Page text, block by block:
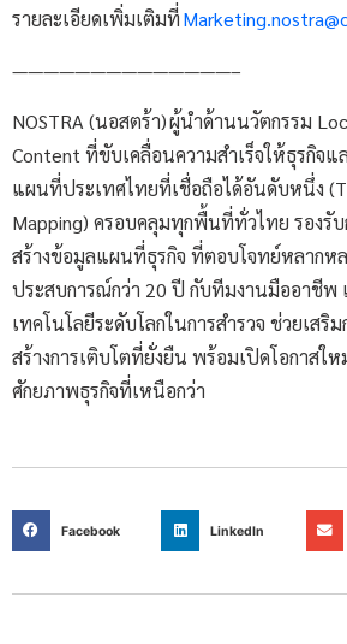
รายละเอียดเพิ่มเติมที่
——————————————–
NOSTRA (นอสตร้า) ผู้นำด้านนวัตกรรม
Content ที่ขับเคลื่อนความสำเร็จให้ธุรกิจแ
แผนที่ประเทศไทยที่เชื่อถือได้อันดับหนึ่ง
Mapping) ครอบคลุมทุกพื้นที่ทั่วไทย รองรั
สร้างข้อมูลแผนที่ธุรกิจ ที่ตอบโจทย์หลากห
ประสบการณ์กว่า 20 ปี กับทีมงานมืออาชีพ
เทคโนโลยีระดับโลกในการสำรวจ ช่วยเสริ
สร้างการเติบโตที่ยั่งยืน พร้อมเปิดโอกาสใ
ศักยภาพธุรกิจที่เหนือกว่า
Facebook LinkedIn